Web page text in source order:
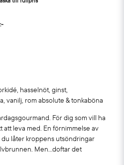
hasselnöt, ginst,
vanilj, rom absolute & tonkaböna
För dig som vill ha
leva med. En förnimmelse av
låter kroppens utsöndringar
Men…doftar det